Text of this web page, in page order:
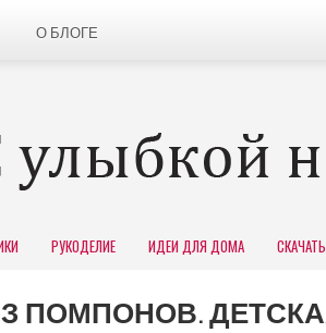
О БЛОГЕ
РУКОДЕЛИЕ ИДЕИ ДЛЯ ДОМА СКАЧАТЬ
ПОМПОНОВ.